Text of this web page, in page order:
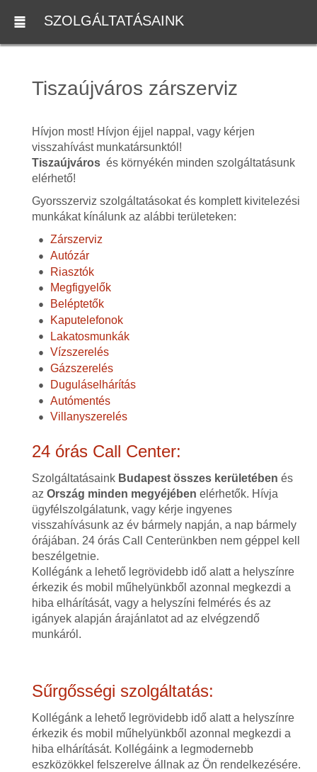
SZOLGÁLTATÁSAINK
Tiszaújváros zárszerviz
Hívjon most! Hívjon éjjel nappal, vagy kérjen
visszahívást munkatársunktól!
Tiszaújváros és környékén minden szolgáltatásunk
elérhető!
Gyorsszerviz szolgáltatásokat és komplett kivitelezési
munkákat kínálunk az alábbi területeken:
Zárszerviz
Autózár
Riasztók
Megfigyelők
Beléptetők
Kaputelefonok
Lakatosmunkák
Vízszerelés
Gázszerelés
Duguláselhárítás
Autómentés
Villanyszerelés
24 órás Call Center:
Szolgáltatásaink Budapest összes kerületében és
az Ország minden megyéjében elérhetők. Hívja
ügyfélszolgálatunk, vagy kérje ingyenes
visszahívásunk az év bármely napján, a nap bármely
órájában. 24 órás Call Centerünkben nem géppel kell
beszélgetnie.
Kollégánk a lehető legrövidebb idő alatt a helyszínre
érkezik és mobil műhelyünkből azonnal megkezdi a
hiba elhárítását, vagy a helyszíni felmérés és az
igányek alapján árajánlatot ad az elvégzendő
munkáról.
Sűrgősségi szolgáltatás:
Kollégánk a lehető legrövidebb idő alatt a helyszínre
érkezik és mobil műhelyünkből azonnal megkezdi a
hiba elhárítását. Kollégáink a legmodernebb
eszközökkel felszerelve állnak az Ön rendelkezésére.